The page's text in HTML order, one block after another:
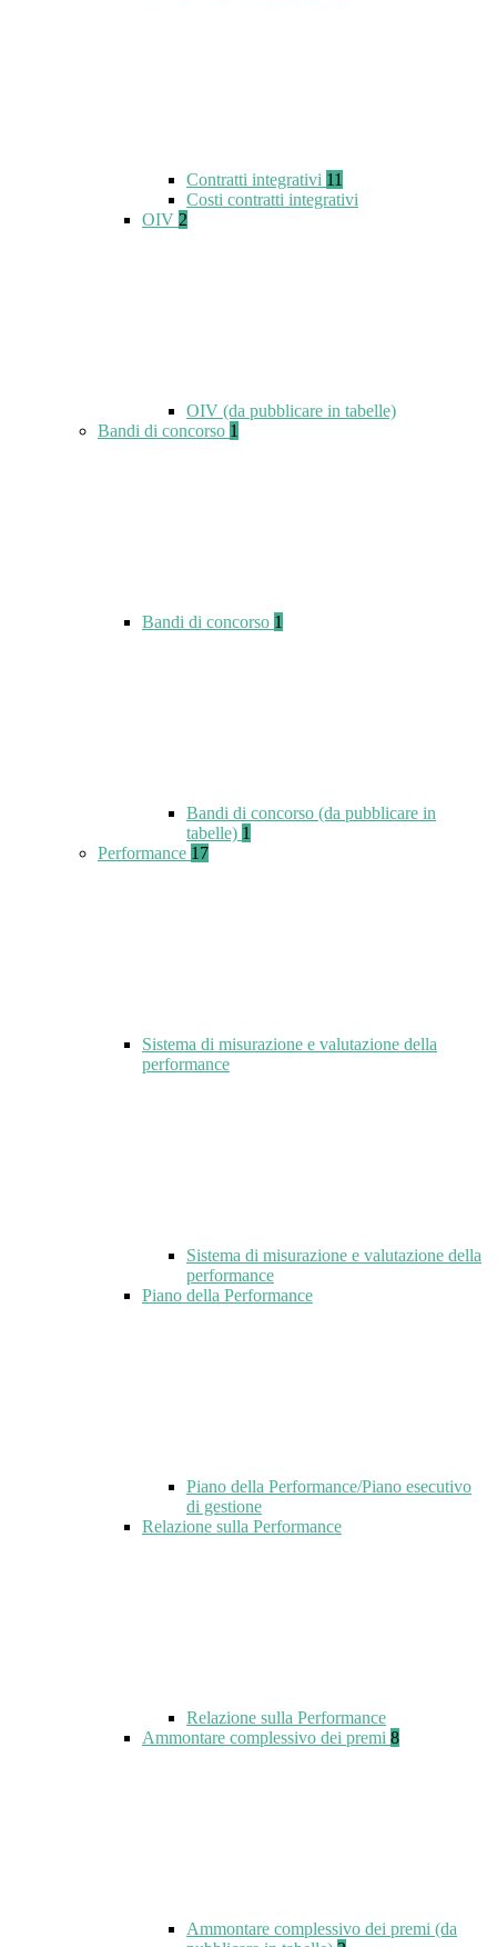
Contratti integrativi 11
Costi contratti integrativi
OIV 2
OIV (da pubblicare in tabelle)
Bandi di concorso 1
Bandi di concorso 1
Bandi di concorso (da pubblicare in
tabelle) 1
Performance 17
Sistema di misurazione e valutazione della
performance
Sistema di misurazione e valutazione della
performance
Piano della Performance
Piano della Performance/Piano esecutivo
di gestione
Relazione sulla Performance
Relazione sulla Performance
Ammontare complessivo dei premi 8
Ammontare complessivo dei premi (da